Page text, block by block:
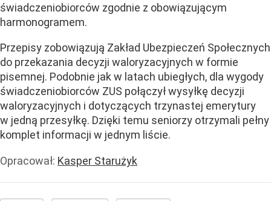
świadczeniobiorców zgodnie z obowiązującym
harmonogramem.
Przepisy zobowiązują Zakład Ubezpieczeń Społecznych
do przekazania decyzji waloryzacyjnych w formie
pisemnej. Podobnie jak w latach ubiegłych, dla wygody
świadczeniobiorców ZUS połączył wysyłkę decyzji
waloryzacyjnych i dotyczących trzynastej emerytury
w jedną przesyłkę. Dzięki temu seniorzy otrzymali pełny
komplet informacji w jednym liście.
Opracował: Kasper Starużyk